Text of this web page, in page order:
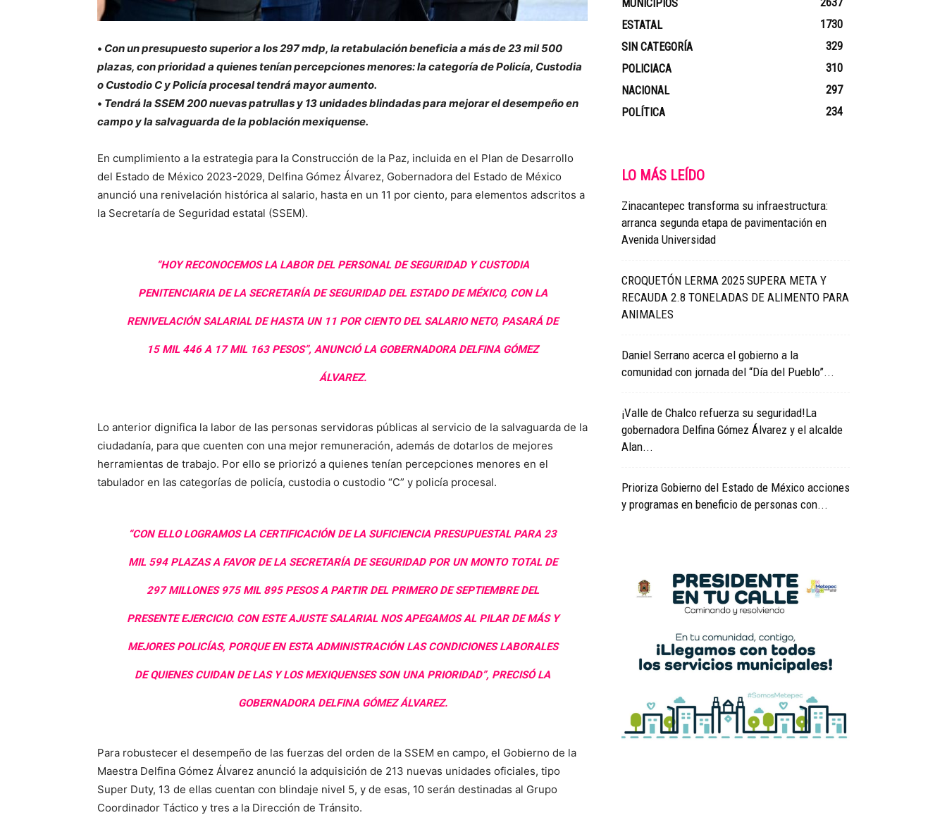
• Con un presupuesto superior a los 297 mdp, la retabulación beneficia a más de 23 mil 500
plazas, con prioridad a quienes tenían percepciones menores: la categoría de Policía, Custodia
o Custodio C y Policía procesal tendrá mayor aumento.
• Tendrá la SSEM 200 nuevas patrullas y 13 unidades blindadas para mejorar el desempeño en
campo y la salvaguarda de la población mexiquense.
En cumplimiento a la estrategia para la Construcción de la Paz, incluida en el Plan de Desarrollo
del Estado de México 2023-2029, Delfina Gómez Álvarez, Gobernadora del Estado de México
anunció una renivelación histórica al salario, hasta en un 11 por ciento, para elementos adscritos a
la Secretaría de Seguridad estatal (SSEM).
“HOY RECONOCEMOS LA LABOR DEL PERSONAL DE SEGURIDAD Y CUSTODIA
PENITENCIARIA DE LA SECRETARÍA DE SEGURIDAD DEL ESTADO DE MÉXICO, CON LA
RENIVELACIÓN SALARIAL DE HASTA UN 11 POR CIENTO DEL SALARIO NETO, PASARÁ DE
15 MIL 446 A 17 MIL 163 PESOS”, ANUNCIÓ LA GOBERNADORA DELFINA GÓMEZ
ÁLVAREZ.
Lo anterior dignifica la labor de las personas servidoras públicas al servicio de la salvaguarda de la
ciudadanía, para que cuenten con una mejor remuneración, además de dotarlos de mejores
herramientas de trabajo. Por ello se priorizó a quienes tenían percepciones menores en el
tabulador en las categorías de policía, custodia o custodio “C” y policía procesal.
“CON ELLO LOGRAMOS LA CERTIFICACIÓN DE LA SUFICIENCIA PRESUPUESTAL PARA 23
MIL 594 PLAZAS A FAVOR DE LA SECRETARÍA DE SEGURIDAD POR UN MONTO TOTAL DE
297 MILLONES 975 MIL 895 PESOS A PARTIR DEL PRIMERO DE SEPTIEMBRE DEL
PRESENTE EJERCICIO. CON ESTE AJUSTE SALARIAL NOS APEGAMOS AL PILAR DE MÁS Y
MEJORES POLICÍAS, PORQUE EN ESTA ADMINISTRACIÓN LAS CONDICIONES LABORALES
DE QUIENES CUIDAN DE LAS Y LOS MEXIQUENSES SON UNA PRIORIDAD”, PRECISÓ LA
GOBERNADORA DELFINA GÓMEZ ÁLVAREZ.
Para robustecer el desempeño de las fuerzas del orden de la SSEM en campo, el Gobierno de la
Maestra Delfina Gómez Álvarez anunció la adquisición de 213 nuevas unidades oficiales, tipo
Super Duty, 13 de ellas cuentan con blindaje nivel 5, y de esas, 10 serán destinadas al Grupo
Coordinador Táctico y tres a la Dirección de Tránsito.
MUNICIPIOS
ESTATAL
1730
SIN CATEGORÍA
329
POLICIACA
310
NACIONAL
297
POLÍTICA
234
LO MÁS LEÍDO
Zinacantepec transforma su infraestructura:
arranca segunda etapa de pavimentación en
Avenida Universidad
CROQUETÓN LERMA 2025 SUPERA META Y
RECAUDA 2.8 TONELADAS DE ALIMENTO PARA
ANIMALES
Daniel Serrano acerca el gobierno a la
comunidad con jornada del “Día del Pueblo”...
¡Valle de Chalco refuerza su seguridad!La
gobernadora Delfina Gómez Álvarez y el alcalde
Alan...
Prioriza Gobierno del Estado de México acciones
y programas en beneficio de personas con...